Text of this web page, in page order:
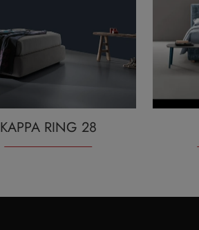
KAPPA RING 28